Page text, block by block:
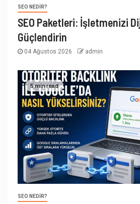
SEO NEDIR?
SEO Paketleri: İşletmenizi
Güçlendirin
04 Ağustos 2026 admin
5 min read
SEO NEDIR?